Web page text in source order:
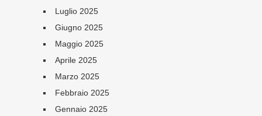
Luglio 2025
Giugno 2025
Maggio 2025
Aprile 2025
Marzo 2025
Febbraio 2025
Gennaio 2025